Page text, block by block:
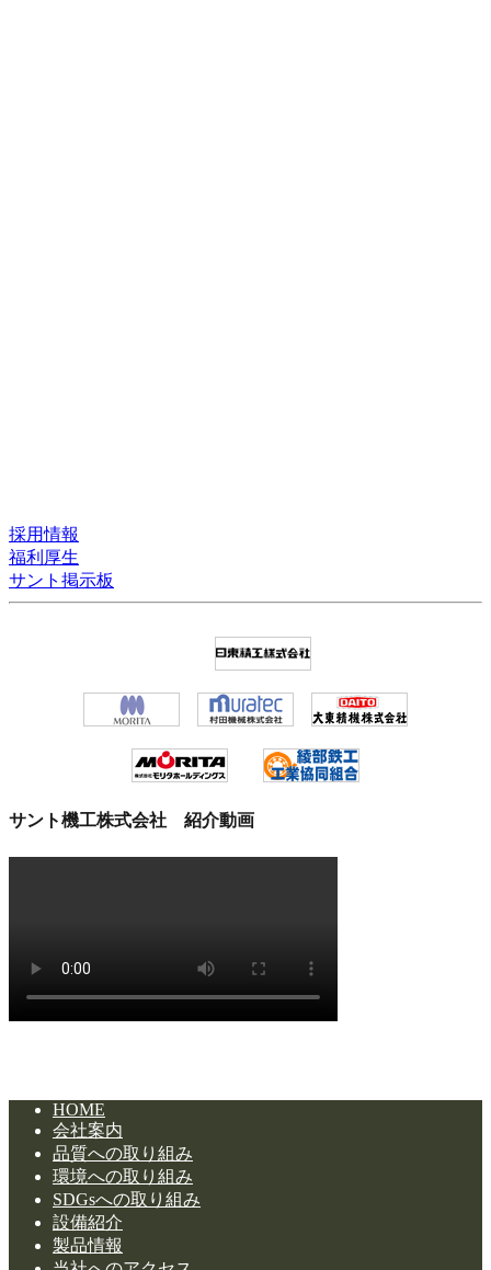
採用情報
福利厚生
サント掲示板
サント機工株式会社 紹介動画
HOME
会社案内
品質への取り組み
環境への取り組み
SDGsへの取り組み
設備紹介
製品情報